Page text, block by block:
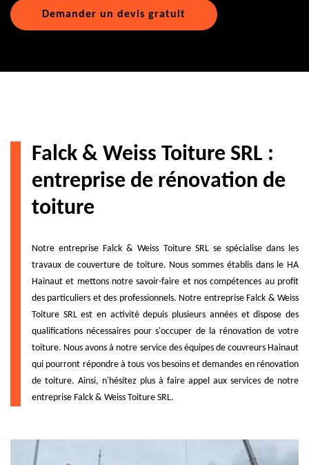
Demander un devis gratuit
Falck & Weiss Toiture SRL :
entreprise de rénovation de
toiture
Notre entreprise Falck & Weiss Toiture SRL se spécialise dans les
travaux de couverture de toiture. Nous sommes établis dans le HA
Hainaut et mettons notre savoir-faire et nos compétences au profit
des particuliers et des professionnels. Notre entreprise Falck & Weiss
Toiture SRL est en activité depuis plusieurs années et dispose des
qualifications nécessaires pour s'occuper de la rénovation de votre
toiture. Nous avons à notre service des équipes de couvreurs Hainaut
qui pourront répondre à tous vos besoins et demandes en rénovation
de toiture. Ainsi, n'hésitez plus à faire appel aux services de notre
entreprise Falck & Weiss Toiture SRL.